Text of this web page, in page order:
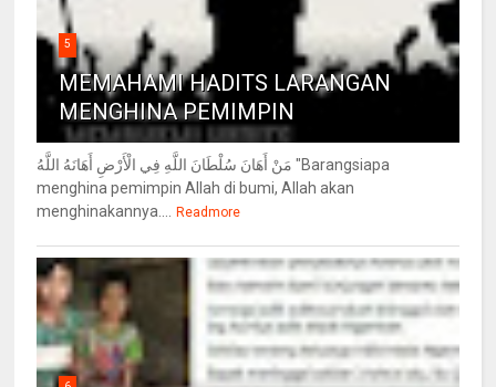
5
MEMAHAMI HADITS LARANGAN
MENGHINA PEMIMPIN
مَنْ أَهَانَ سُلْطَانَ اللَّهِ فِي الْأَرْضِ أَهَانَهُ اللَّهُ "Barangsiapa
menghina pemimpin Allah di bumi, Allah akan
menghinakannya....
Readmore